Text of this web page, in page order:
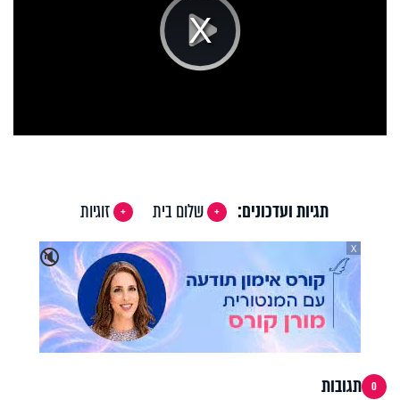
Play
תגיות ועדכונים: שלום בית
זוגיות
🔇
X
0 תגובות